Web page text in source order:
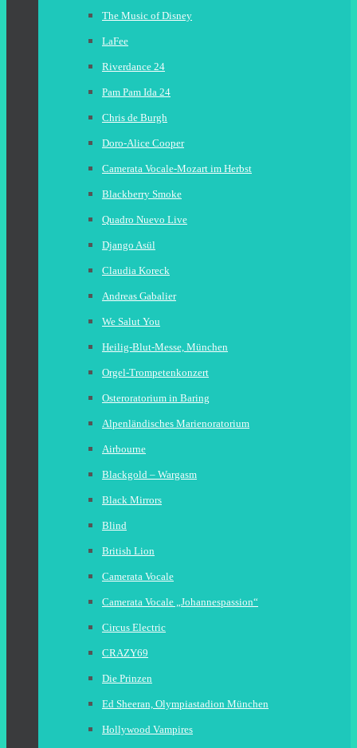
The Music of Disney
LaFee
Riverdance 24
Pam Pam Ida 24
Chris de Burgh
Doro-Alice Cooper
Camerata Vocale-Mozart im Herbst
Blackberry Smoke
Quadro Nuevo Live
Django Asül
Claudia Koreck
Andreas Gabalier
We Salut You
Heilig-Blut-Messe, München
Orgel-Trompetenkonzert
Osteroratorium in Baring
Alpenländisches Marienoratorium
Airbourne
Blackgold – Wargasm
Black Mirrors
Blind
British Lion
Camerata Vocale
Camerata Vocale „Johannespassion“
Circus Electric
CRAZY69
Die Prinzen
Ed Sheeran, Olympiastadion München
Hollywood Vampires